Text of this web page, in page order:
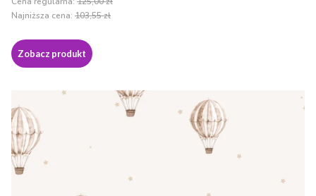
Najniższa cena: 103,55 zł
Zobacz produkt